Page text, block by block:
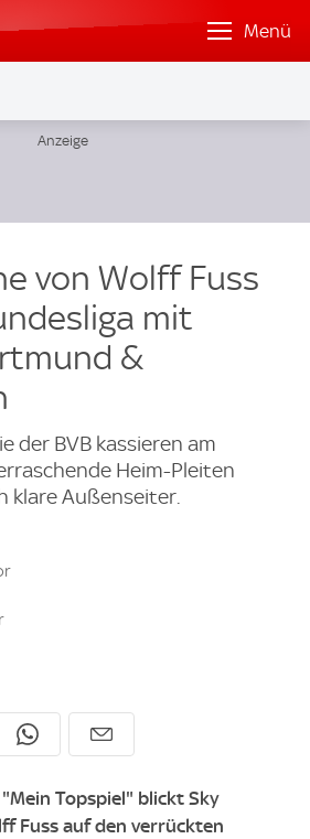
Menü
von Wolff Fuss
mit
&
der BVB kassieren am
Heim-Pleiten
klare Außenseiter.
Topspiel" blickt Sky
Fuss auf den verrückten